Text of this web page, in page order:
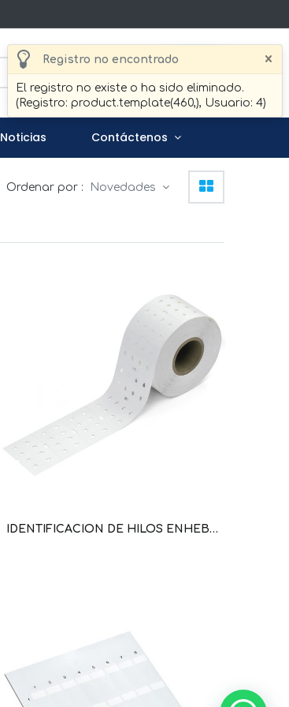
Registro no encontrado ×
El registro no existe o ha sido eliminado.
(Registro: product.template(460,), Usuario: 4)
Buscar
Noticias Contáctenos
Ordenar por : Novedades
IDENTIFICACION DE HILOS ENHEBRAR; 0,75-1,5 MM²; 2.000 MARCADORES POR ROLLO (WAG100158 / 211-161)